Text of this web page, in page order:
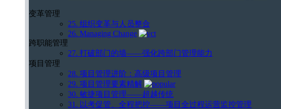
变革管理
25. 组织变革与人员整合
26. Managing Change
跨职能管理
27. 打破部门的墙——强化跨部门管理能力
项目管理
28. 项目管理进阶：高级项目管理
29. 项目管理要素精解
30. 敏捷项目管理——超越传统
31. 以考促管、全程把控——项目全过程运营监控管理